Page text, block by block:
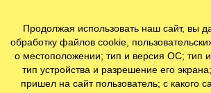
Нашли опечатку? Выделите фрагмент и
Продолжая использовать наш сайт, вы
обработку файлов cookie,
о местоположении; тип и версия ОС; тип
тип устройства и разрешение его
пришел на сайт пользователь; с какого